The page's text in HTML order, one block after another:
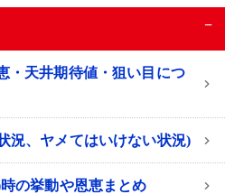
−
・天井期待値・狙い目につ
況、ヤメてはいけない状況)
の挙動や恩恵まとめ